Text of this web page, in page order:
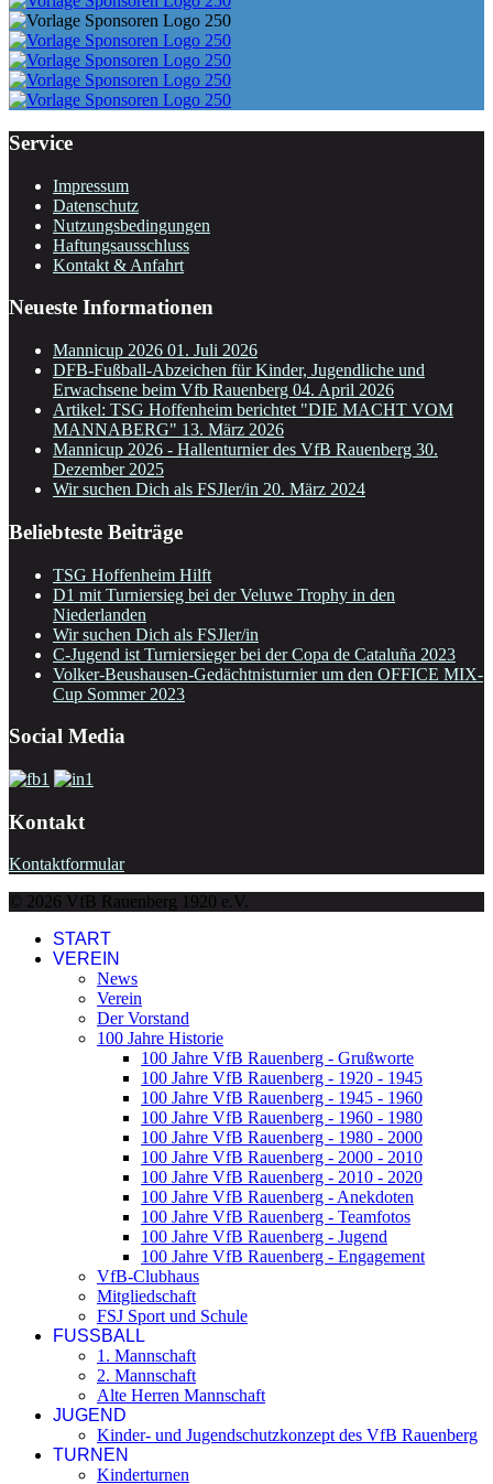
Service
Impressum
Datenschutz
Nutzungsbedingungen
Haftungsausschluss
Kontakt & Anfahrt
Neueste Informationen
Mannicup 2026 01. Juli 2026
DFB-Fußball-Abzeichen für Kinder, Jugendliche und
Erwachsene beim Vfb Rauenberg 04. April 2026
Artikel: TSG Hoffenheim berichtet "DIE MACHT VOM
MANNABERG" 13. März 2026
Mannicup 2026 - Hallenturnier des VfB Rauenberg 30.
Dezember 2025
Wir suchen Dich als FSJler/in 20. März 2024
Beliebteste Beiträge
TSG Hoffenheim Hilft
D1 mit Turniersieg bei der Veluwe Trophy in den
Niederlanden
Wir suchen Dich als FSJler/in
C-Jugend ist Turniersieger bei der Copa de Cataluña 2023
Volker-Beushausen-Gedächtnisturnier um den OFFICE MIX-
Cup Sommer 2023
Social Media
Kontakt
Kontaktformular
© 2026 VfB Rauenberg 1920 e.V.
START
VEREIN
News
Verein
Der Vorstand
100 Jahre Historie
100 Jahre VfB Rauenberg - Grußworte
100 Jahre VfB Rauenberg - 1920 - 1945
100 Jahre VfB Rauenberg - 1945 - 1960
100 Jahre VfB Rauenberg - 1960 - 1980
100 Jahre VfB Rauenberg - 1980 - 2000
100 Jahre VfB Rauenberg - 2000 - 2010
100 Jahre VfB Rauenberg - 2010 - 2020
100 Jahre VfB Rauenberg - Anekdoten
100 Jahre VfB Rauenberg - Teamfotos
100 Jahre VfB Rauenberg - Jugend
100 Jahre VfB Rauenberg - Engagement
VfB-Clubhaus
Mitgliedschaft
FSJ Sport und Schule
FUSSBALL
1. Mannschaft
2. Mannschaft
Alte Herren Mannschaft
JUGEND
Kinder- und Jugendschutzkonzept des VfB Rauenberg
TURNEN
Kinderturnen